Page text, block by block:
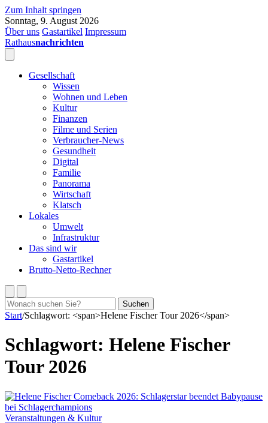
Zum Inhalt springen
Sonntag, 9. August 2026
Über uns Gastartikel Impressum
Rathausnachrichten
Gesellschaft
Wissen
Wohnen und Leben
Kultur
Finanzen
Filme und Serien
Verbraucher-News
Gesundheit
Digital
Familie
Panorama
Wirtschaft
Klatsch
Lokales
Umwelt
Infrastruktur
Das sind wir
Gastartikel
Brutto-Netto-Rechner
Suchen
nach:
Suchen
Start/Schlagwort: <span>Helene Fischer Tour 2026</span>
Schlagwort: Helene Fischer
Tour 2026
Veranstaltungen & Kultur